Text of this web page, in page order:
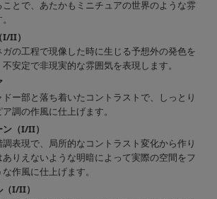
ことで、あたかもミニチュアの世界のような雰
II）
の工程で現像した時に生じる予想外の発色を
安定で非現実的な雰囲気を表現します。
ー部と落ち着いたコントラストで、しっとり
調の作風に仕上げます。
ン（I/II）
調表現で、局所的なコントラスト変化から作り
りえないような明暗によって実際の空間をフ
作風に仕上げます。
I/II）